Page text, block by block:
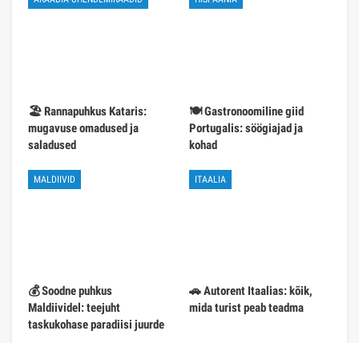
🏖️ Rannapuhkus Kataris:
mugavuse omadused ja
saladused
🍽️ Gastronoomiline giid
Portugalis: söögiajad ja
kohad
MALDIIVID
💰 Soodne puhkus
Maldiividel: teejuht
taskukohase paradiisi juurde
ITAALIA
🚗 Autorent Itaalias: kõik,
mida turist peab teadma